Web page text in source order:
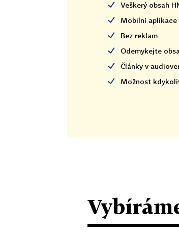
Veškerý obsah
Mobilní aplikace
Bez reklam
Odemykejte
Články v
Možnost